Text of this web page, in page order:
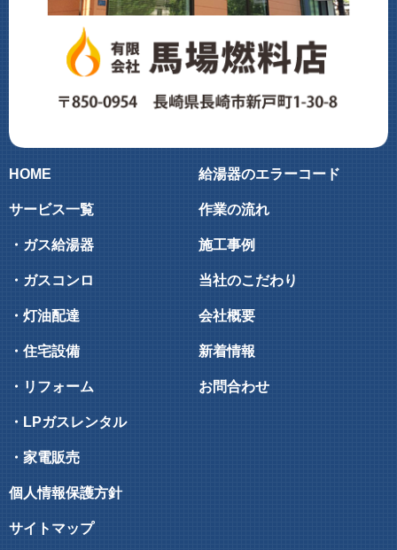
HOME
サービス一覧
・ガス給湯器
・ガスコンロ
・灯油配達
・住宅設備
・リフォーム
・LPガスレンタル
・家電販売
給湯器のエラーコード
作業の流れ
施工事例
当社のこだわり
会社概要
新着情報
お問合わせ
個人情報保護方針
サイトマップ